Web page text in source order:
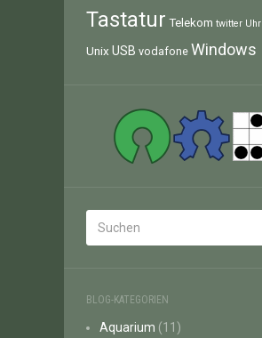
Tastatur Telekom twitter Uhr
Unix USB vodafone Windows
BLOG-KATEGORIEN
Aquarium (11)